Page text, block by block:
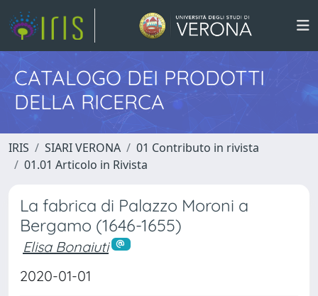
CATALOGO DEI PRODOTTI
DELLA RICERCA
IRIS SIARI VERONA
01 Contributo in rivista
01.01 Articolo in Rivista
La fabrica di Palazzo Moroni a
Bergamo (1646-1655)
Elisa Bonaiuti
2020-01-01